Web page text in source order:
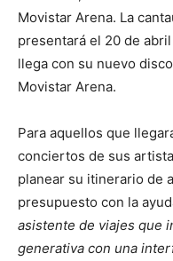
Movistar Arena. La
presentará el 20 de
llega con su nuevo
Movistar Arena.
Para aquellos que
conciertos de sus
planear su itinerario de
presupuesto con la
asistente de viajes que
generativa con una